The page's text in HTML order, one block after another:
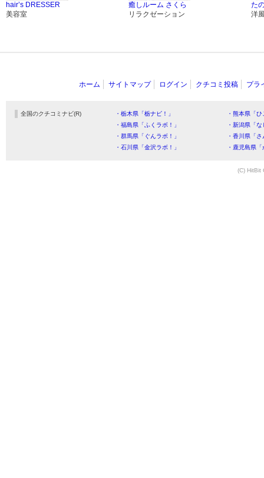
hair’s DRESSER
美容室
癒しルーム さくら
リラクゼーション
た
洋
ホーム サイトマップ ログイン クチコミ投稿 プラ
全国のクチコミナビ(R) ・栃木県「栃ナビ！」
・熊本県「
・福島県「ふくラボ！」
・新潟県「
・群馬県「ぐんラボ！」
・香川県「
・石川県「金沢ラボ！」
・鹿児島県
(C) HitBit